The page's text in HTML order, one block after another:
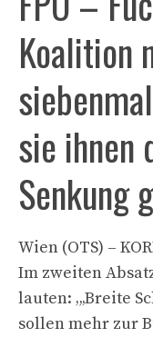
Koalition
sie ihnen
Senkung
Wien (OTS) –
Im zweiten
lauten: „‚Breite
sollen mehr zur